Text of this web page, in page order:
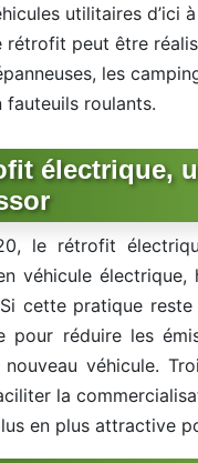
utilitaires d’ici
rétrofit peut être
les
fauteuils roulants.
électrique,
le rétrofit
véhicule
cette pratique
pour réduire les
nouveau véhicule.
la
en plus attractive